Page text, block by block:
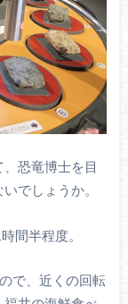
恐竜博士を目
でしょうか。
間半程度。
で、近くの回転